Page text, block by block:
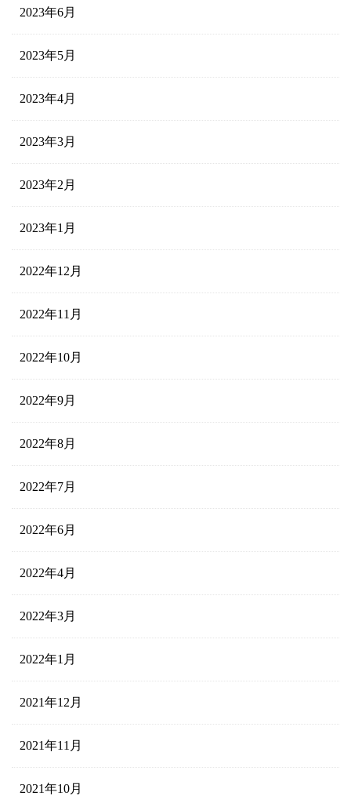
2023年6月
2023年5月
2023年4月
2023年3月
2023年2月
2023年1月
2022年12月
2022年11月
2022年10月
2022年9月
2022年8月
2022年7月
2022年6月
2022年4月
2022年3月
2022年1月
2021年12月
2021年11月
2021年10月